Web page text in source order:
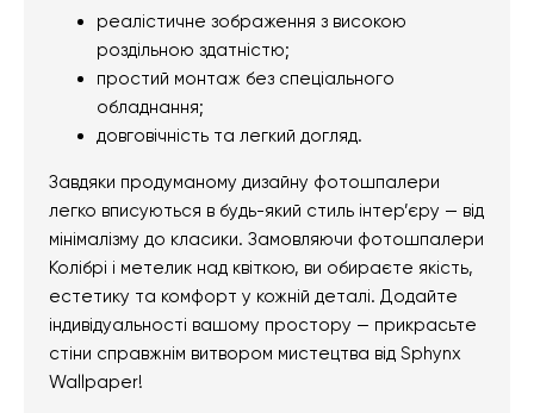
реалістичне зображення з високою
роздільною здатністю;
простий монтаж без спеціального
обладнання;
довговічність та легкий догляд.
Завдяки продуманому дизайну фотошпалери
легко вписуються в будь-який стиль інтер’єру — від
мінімалізму до класики. Замовляючи фотошпалери
Колібрі і метелик над квіткою, ви обираєте якість,
естетику та комфорт у кожній деталі. Додайте
індивідуальності вашому простору — прикрасьте
стіни справжнім витвором мистецтва від Sphynx
Wallpaper!